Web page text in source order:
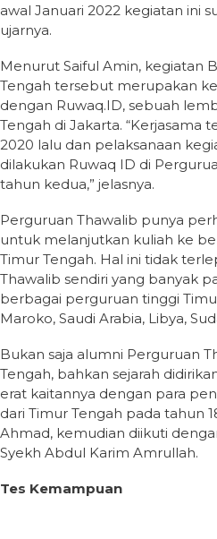
awal Januari 2022 kegiatan ini
ujarnya.
Menurut Saiful Amin, kegiatan
Tengah tersebut merupakan
dengan Ruwaq.ID, sebuah
Tengah di Jakarta. “Kerjasama
2020 lalu dan pelaksanaan
dilakukan Ruwaq ID di
tahun kedua,” jelasnya.
Perguruan Thawalib punya
untuk melanjutkan kuliah ke
Timur Tengah. Hal ini tidak
Thawalib sendiri yang banyak
berbagai perguruan tinggi
Maroko, Saudi Arabia, Libya,
Bukan saja alumni Perguruan
Tengah, bahkan sejarah
erat kaitannya dengan para
dari Timur Tengah pada tahun
Ahmad, kemudian diikuti
Syekh Abdul Karim Amrullah.
Tes Kemampuan